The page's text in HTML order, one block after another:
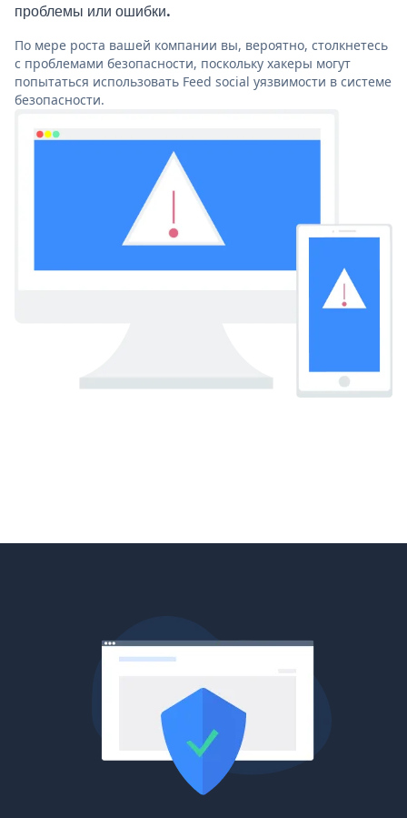
проблемы или ошибки.
По мере роста вашей компании вы, вероятно, столкнетесь
с проблемами безопасности, поскольку хакеры могут
попытаться использовать Feed social уязвимости в системе
безопасности.